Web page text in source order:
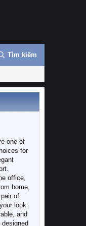
Tìm kiếm
one of
for
office,
home,
of
look
and